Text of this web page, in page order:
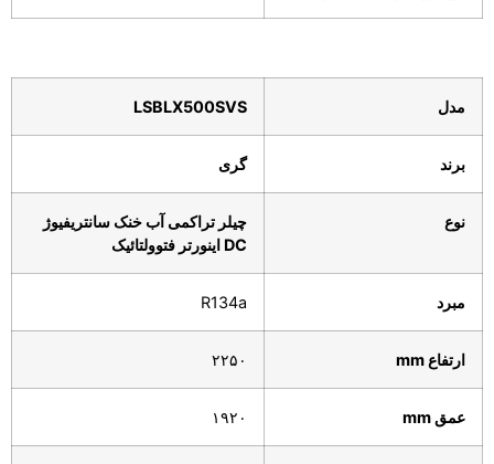
مدل LSBLX500SVS
برند گری
نوع چیلر تراکمی آب خنک سانتریفیوژ
DC اینورتر فتوولتائیک
مبرد R134a
ارتفاع mm ۲۲۵۰
عمق mm ۱۹۲۰